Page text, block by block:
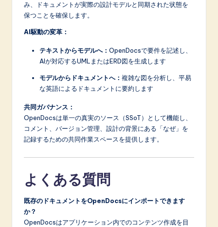
み、ドキュメントが実際の設計モデルと同期された状態を
保つことを確保します。
AI駆動の変革：
テキストからモデルへ： OpenDocsで要件を記述し、
AIが対応するUMLまたはERD図を生成します
モデルからドキュメントへ： 複雑な図を分析し、平易
な英語によるドキュメントに要約します
共同ガバナンス：
OpenDocsは単一の真実のソース（SSoT）として機能し、
コメント、バージョン管理、設計の背景にある「なぜ」を
記録するための共同作業スペースを提供します。
よくある質問
既存のドキュメントをOpenDocsにインポートできます
か？
OpenDocsはアプリケーション内でのコンテンツ作成を目